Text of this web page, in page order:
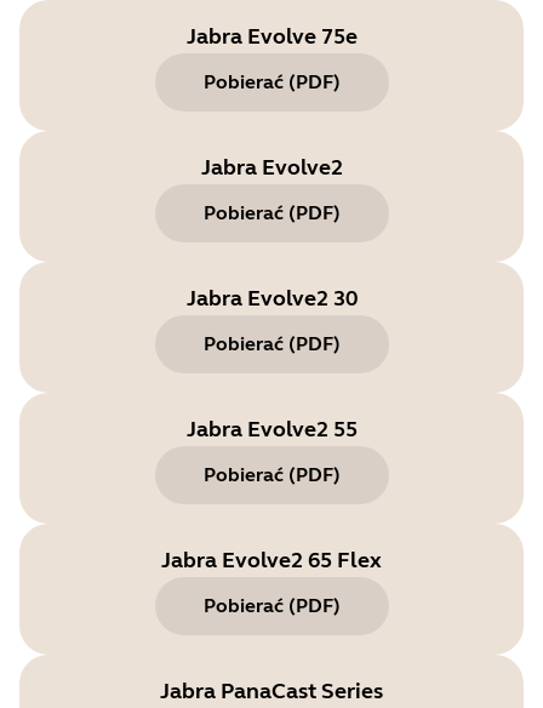
Jabra Evolve 75e
Pobierać (PDF)
Jabra Evolve2
Pobierać (PDF)
Jabra Evolve2 30
Pobierać (PDF)
Jabra Evolve2 55
Pobierać (PDF)
Jabra Evolve2 65 Flex
Pobierać (PDF)
Jabra PanaCast Series